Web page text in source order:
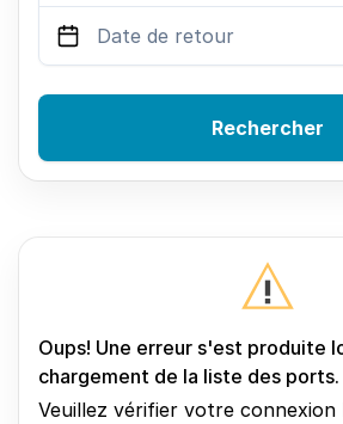
Rechercher
Oups! Une erreur s'est produite
chargement de la liste des ports.
Veuillez vérifier votre